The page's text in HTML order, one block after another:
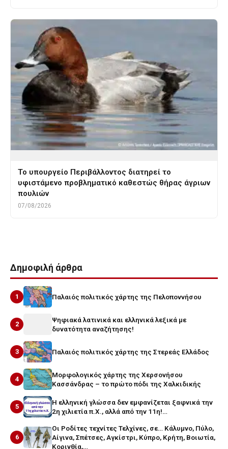
Το υπουργείο Περιβάλλοντος διατηρεί το
υφιστάμενο προβληματικό καθεστώς θήρας άγριων
πουλιών
07/08/2026
Δημοφιλή άρθρα
1 Παλαιός πολιτικός χάρτης της Πελοποννήσου
2
Ψηφιακά λατινικά και ελληνικά λεξικά με
δυνατότητα αναζήτησης!
3 Παλαιός πολιτικός χάρτης της Στερεάς Ελλάδος
4
Μορφολογικός χάρτης της Χερσονήσου
Κασσάνδρας – το πρώτο πόδι της Χαλκιδικής
5
Η ελληνική γλώσσα δεν εμφανίζεται ξαφνικά την
2η χιλιετία π.Χ., αλλά από την 11η!…
6
Οι Ροδίτες τεχνίτες Τελχίνες, σε… Κάλυμνο, Πύλο,
Αίγινα, Σπέτσες, Αγκίστρι, Κύπρο, Κρήτη, Βοιωτία,
Κορινθία,…